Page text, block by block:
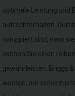
optimale Leistung und
aufrechterhalten.
konzipiert sind, dass
können Sie einen
gewährleisten. Briggs
worden, um